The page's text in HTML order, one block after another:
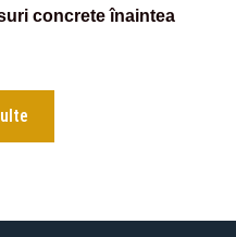
concrete înaintea